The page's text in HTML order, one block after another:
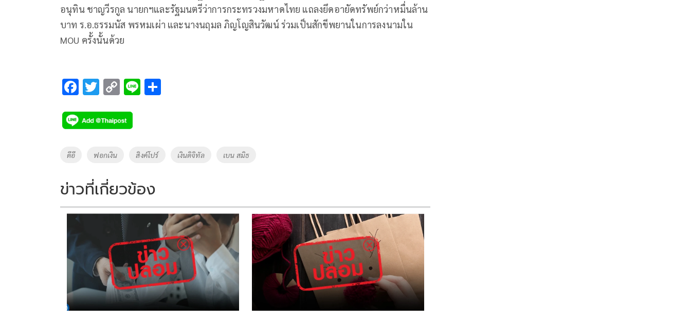
อนุทิน ชาญวีรกูล นายกฯและรัฐมนตรีว่าการกระทรวงมหาดไทย แถลงยึดอายัดทรัพย์กว่าหมื่นล้าน
บาท ร.อ.ธรรมนัส พรหมเผ่า และนางนฤมล ภิญโญสินวัฒน์ ร่วมเป็นสักขีพยานในการลงนามใน
MOU ครั้งนั้นด้วย
F
e
b
k
T
tt
er
C
p
y
k
Li
Tags
ดีอี ฟอกเงิน สิงค์โปร์ เงินดิจิทัล เบน สมิธ
ข่าวที่เกี่ยวข้อง